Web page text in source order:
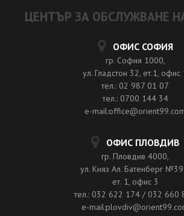
ЦЕНТЪР ЗА ОБСЛУЖВАНЕ
ОФИС СОФИЯ
гр. София 1000,
ул. Гладстон 32, ет.1, офис
тел.: 02 987 01 07
тел.: 0700 144 34
e-
ОФИС ПЛОВДИВ
гр. Пловдив 4000,
ул. Княз Ал. Батенберг
ет. 1, офис 3
тел.: 032 622 174 / 032 660
e-